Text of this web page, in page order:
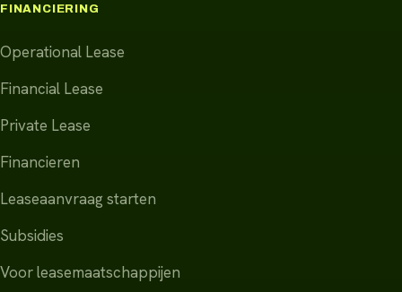
FINANCIERING
Operational Lease
Financial Lease
Private Lease
Financieren
Leaseaanvraag starten
Subsidies
Voor leasemaatschappijen